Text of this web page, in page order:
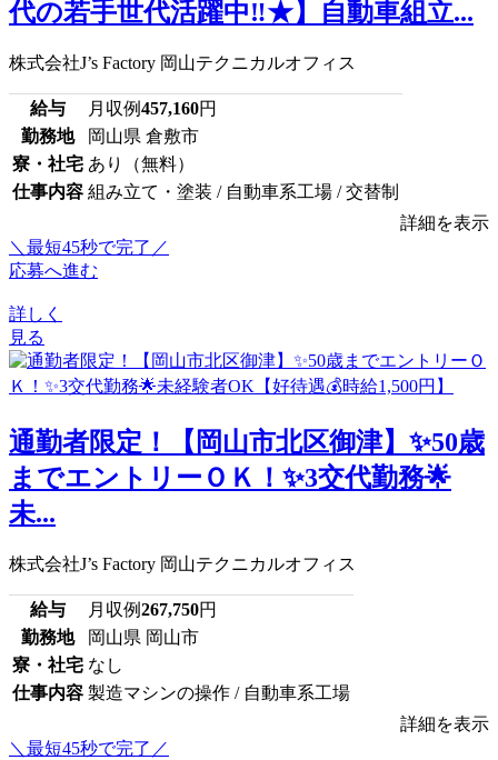
代の若手世代活躍中‼★】自動車組立...
株式会社J’s Factory 岡山テクニカルオフィス
給与 月収例457,160円
勤務地
岡山県 倉敷市
寮・社宅 あり（無料）
仕事内容 組み立て・塗装 / 自動車系工場 / 交替制
詳細を表示
＼最短45秒で完了／
応募へ進む
詳しく
見る
通勤者限定！【岡山市北区御津】✨50歳
までエントリーＯＫ！✨3交代勤務🌟
未...
株式会社J’s Factory 岡山テクニカルオフィス
給与 月収例267,750円
勤務地
岡山県 岡山市
寮・社宅 なし
仕事内容 製造マシンの操作 / 自動車系工場
詳細を表示
＼最短45秒で完了／